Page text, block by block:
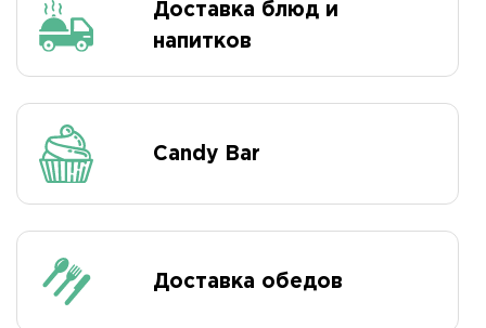
Доставка блюд и
напитков
Candy Bar
Доставка обедов